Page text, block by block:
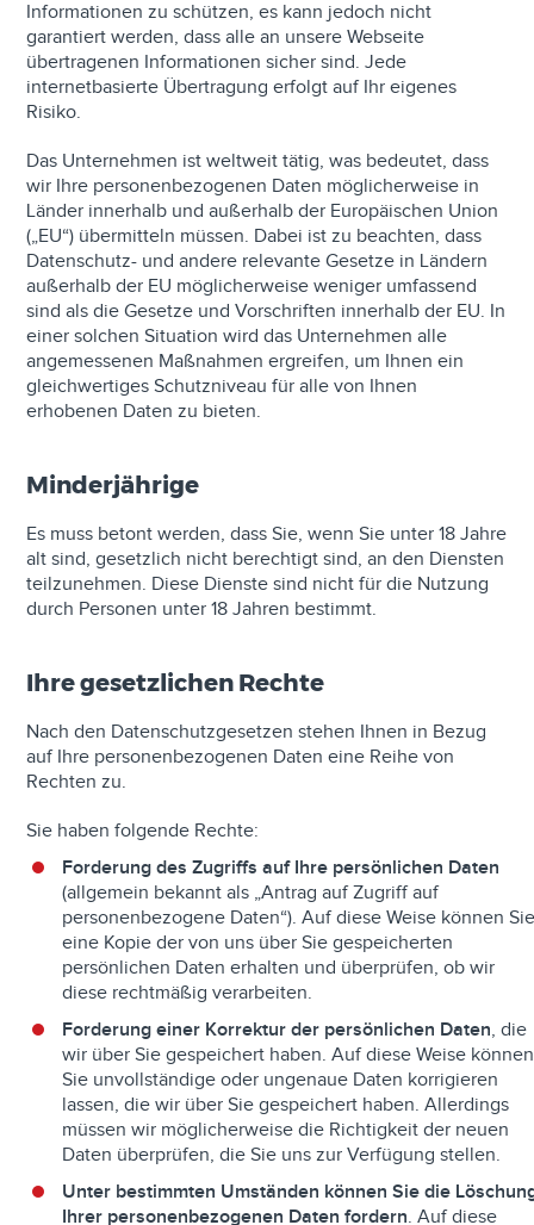
Informationen zu schützen, es kann jedoch nicht
garantiert werden, dass alle an unsere Webseite
übertragenen Informationen sicher sind. Jede
internetbasierte Übertragung erfolgt auf Ihr eigenes
Risiko.
Das Unternehmen ist weltweit tätig, was bedeutet, dass
wir Ihre personenbezogenen Daten möglicherweise in
Länder innerhalb und außerhalb der Europäischen Union
(„EU“) übermitteln müssen. Dabei ist zu beachten, dass
Datenschutz- und andere relevante Gesetze in Ländern
außerhalb der EU möglicherweise weniger umfassend
sind als die Gesetze und Vorschriften innerhalb der EU. In
einer solchen Situation wird das Unternehmen alle
angemessenen Maßnahmen ergreifen, um Ihnen ein
gleichwertiges Schutzniveau für alle von Ihnen
erhobenen Daten zu bieten.
Minderjährige
Es muss betont werden, dass Sie, wenn Sie unter 18 Jahre
alt sind, gesetzlich nicht berechtigt sind, an den Diensten
teilzunehmen. Diese Dienste sind nicht für die Nutzung
durch Personen unter 18 Jahren bestimmt.
Ihre gesetzlichen Rechte
Nach den Datenschutzgesetzen stehen Ihnen in Bezug
auf Ihre personenbezogenen Daten eine Reihe von
Rechten zu.
Sie haben folgende Rechte:
Forderung des Zugriffs auf Ihre persönlichen Daten
(allgemein bekannt als „Antrag auf Zugriff auf
personenbezogene Daten“). Auf diese Weise können
eine Kopie der von uns über Sie gespeicherten
persönlichen Daten erhalten und überprüfen, ob wir
diese rechtmäßig verarbeiten.
Forderung einer Korrektur der persönlichen Daten, die
wir über Sie gespeichert haben. Auf diese Weise können
Sie unvollständige oder ungenaue Daten korrigieren
lassen, die wir über Sie gespeichert haben. Allerdings
müssen wir möglicherweise die Richtigkeit der neuen
Daten überprüfen, die Sie uns zur Verfügung stellen.
Unter bestimmten Umständen können Sie die
Ihrer personenbezogenen Daten fordern. Auf diese